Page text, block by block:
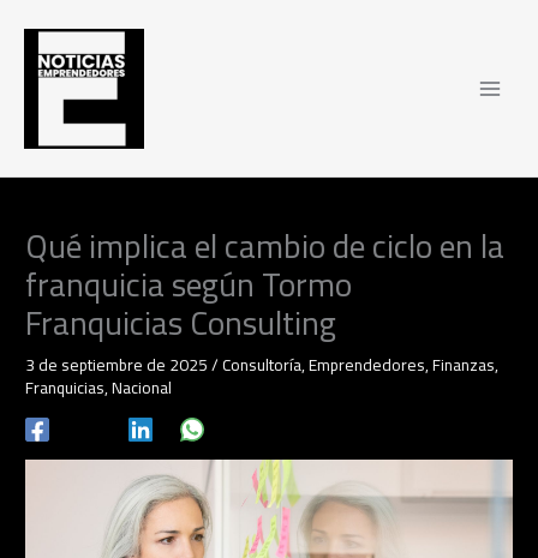
contenido
Qué implica el cambio de ciclo en la
franquicia según Tormo
Franquicias Consulting
3 de septiembre de 2025/Consultoría,Emprendedores,Finanzas,
Franquicias,Nacional